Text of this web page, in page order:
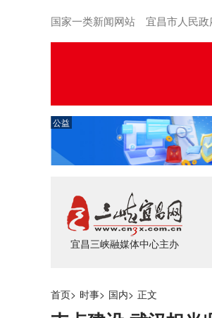
国家一类新闻网站 宜昌市人民政
公益
宜昌三峡融媒体中心主办
首页> 时事> 国内> 正文